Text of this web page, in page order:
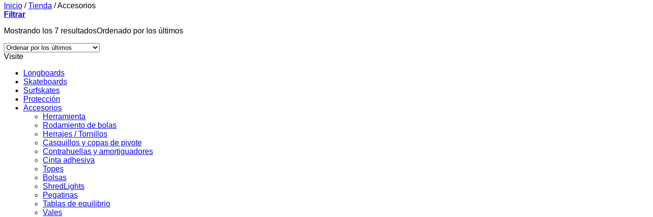
Inicio / Tienda /Accesorios
Filtrar
Mostrando los 7 resultadosOrdenado por los últimos
Visite
Longboards
Skateboards
Surfskates
Protección
Accesorios
Herramienta
Rodamiento de bolas
Herrajes / Tornillos
Casquillos y copas de pivote
Contrahuellas y amortiguadores
Cinta adhesiva
Topes
Bolsas
ShredLights
Pegatinas
Tablas de equilibrio
Vales